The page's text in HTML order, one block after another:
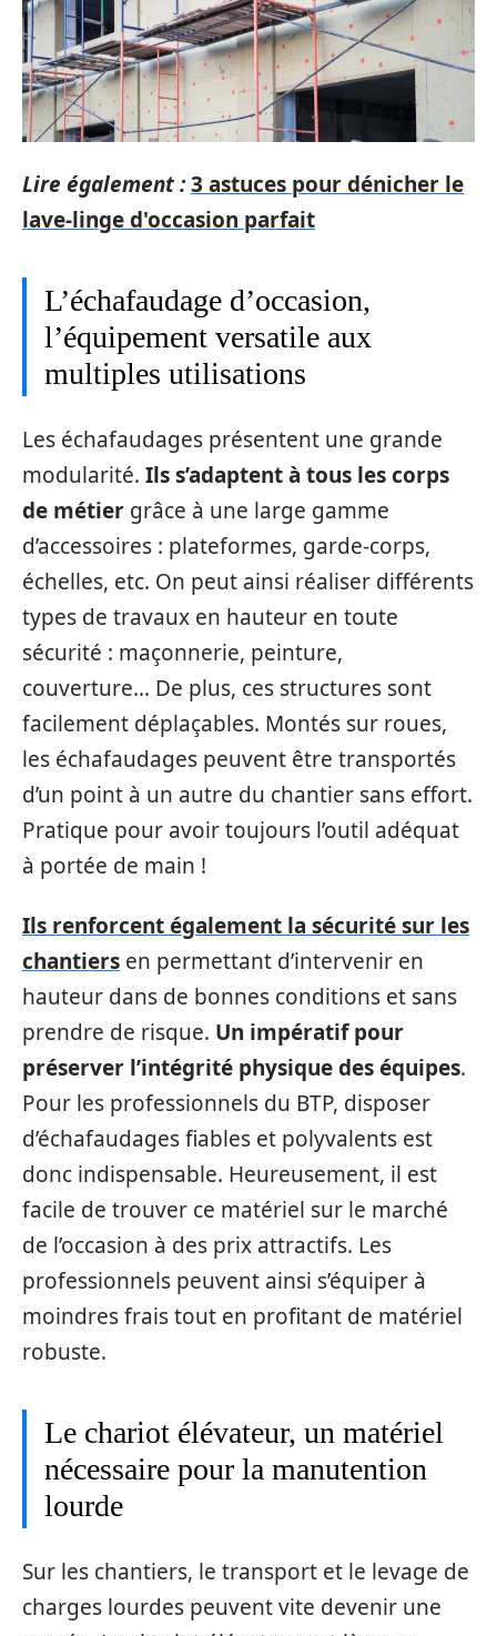
Lire également :3 astuces pour dénicher le
lave-linge d'occasion parfait
L’échafaudage d’occasion,
l’équipement versatile aux
multiples utilisations
Les échafaudages présentent une grande
modularité. Ils s’adaptent à tous les corps
de métier grâce à une large gamme
d’accessoires : plateformes, garde-corps,
échelles, etc. On peut ainsi réaliser différents
types de travaux en hauteur en toute
sécurité : maçonnerie, peinture,
couverture… De plus, ces structures sont
facilement déplaçables. Montés sur roues,
les échafaudages peuvent être transportés
d’un point à un autre du chantier sans effort.
Pratique pour avoir toujours l’outil adéquat
à portée de main !
Ils renforcent également la sécurité sur les
chantiers en permettant d’intervenir en
hauteur dans de bonnes conditions et sans
prendre de risque. Un impératif pour
préserver l’intégrité physique des équipes.
Pour les professionnels du BTP, disposer
d’échafaudages fiables et polyvalents est
donc indispensable. Heureusement, il est
facile de trouver ce matériel sur le marché
de l’occasion à des prix attractifs. Les
professionnels peuvent ainsi s’équiper à
moindres frais tout en profitant de matériel
robuste.
Le chariot élévateur, un matériel
nécessaire pour la manutention
lourde
Sur les chantiers, le transport et le levage de
charges lourdes peuvent vite devenir une